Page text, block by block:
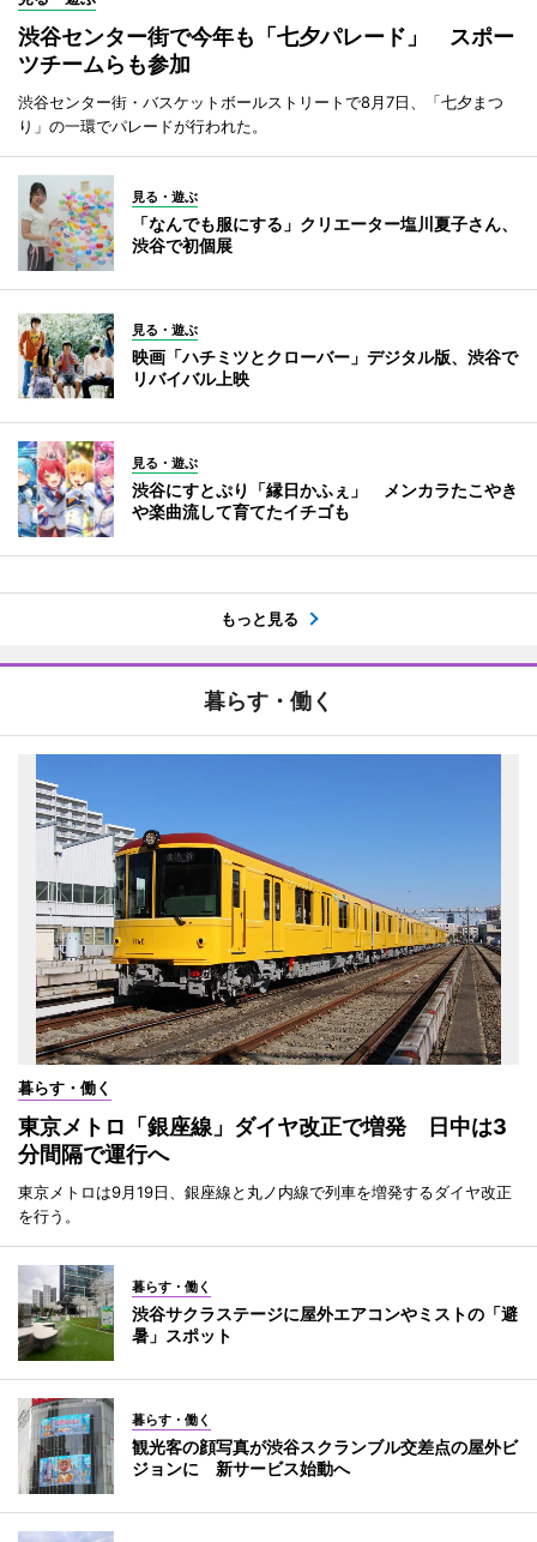
渋谷センター街で今年も「七夕パレード」 スポー
ツチームらも参加
渋谷センター街・バスケットボールストリートで8月7日、「七夕まつ
り」の一環でパレードが行われた。
見る・遊ぶ
「なんでも服にする」クリエーター塩川夏子さん、
渋谷で初個展
見る・遊ぶ
映画「ハチミツとクローバー」デジタル版、渋谷で
リバイバル上映
見る・遊ぶ
渋谷にすとぷり「縁日かふぇ」 メンカラたこやき
や楽曲流して育てたイチゴも
もっと見る
暮らす・働く
暮らす・働く
東京メトロ「銀座線」ダイヤ改正で増発 日中は3
分間隔で運行へ
東京メトロは9月19日、銀座線と丸ノ内線で列車を増発するダイヤ改正
を行う。
暮らす・働く
渋谷サクラステージに屋外エアコンやミストの「避
暑」スポット
暮らす・働く
観光客の顔写真が渋谷スクランブル交差点の屋外ビ
ジョンに 新サービス始動へ